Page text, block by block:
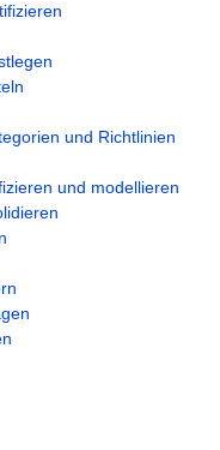
und Richtlinien
und modellieren